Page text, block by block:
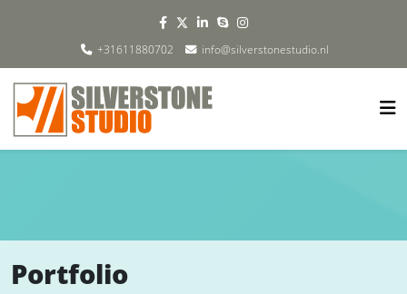
+31611880702 info@silverstonestudio.nl
Portfolio